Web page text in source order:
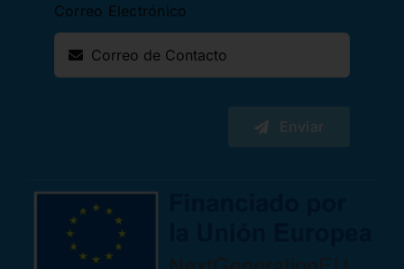
Correo Electrónico
Enviar